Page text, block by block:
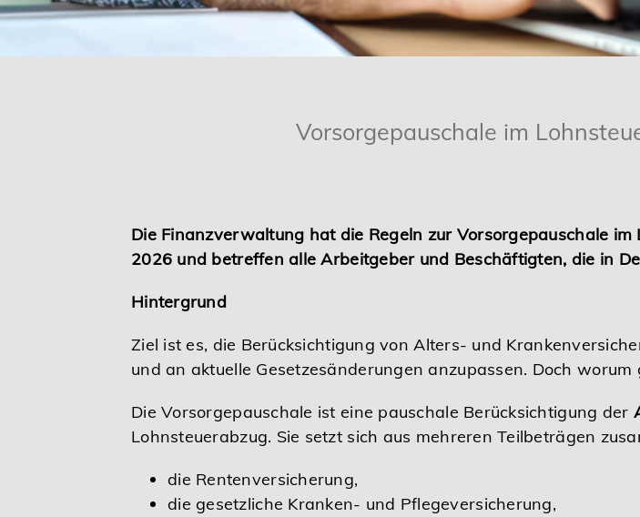
Vorsorgepauschale im
Die Finanzverwaltung hat die Regeln zur Vorsorgepauschale
2026 und betreffen alle Arbeitgeber und Beschäftigten, die in
Hintergrund
Ziel ist es, die Berücksichtigung von Alters- und
und an aktuelle Gesetzesänderungen anzupassen. Doch worum
Die Vorsorgepauschale ist eine pauschale Berücksichtigung der
Lohnsteuerabzug. Sie setzt sich aus mehreren Teilbeträgen
die Rentenversicherung,
die gesetzliche Kranken- und Pflegeversicherung,